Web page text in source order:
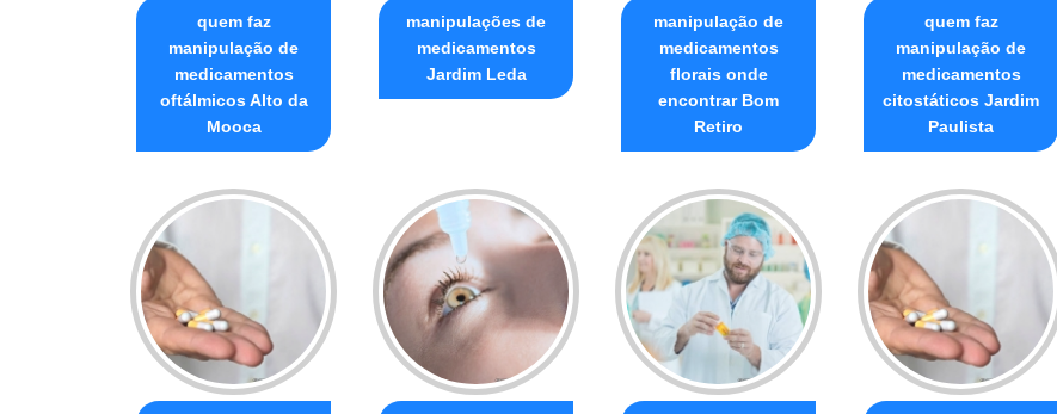
quem faz
manipulação de
medicamentos
oftálmicos Alto da
Mooca
manipulações de
medicamentos
Jardim Leda
manipulação de
medicamentos
florais onde
encontrar Bom
Retiro
quem faz
manipulação de
medicamentos
citostáticos Jardim
Paulista